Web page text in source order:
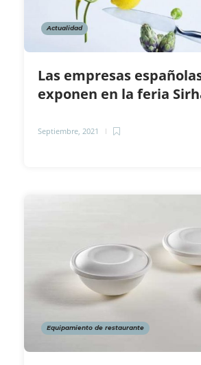
Actualidad
Las empresas
exponen en la feria
Septiembre, 2021
Equipamiento de restaurante